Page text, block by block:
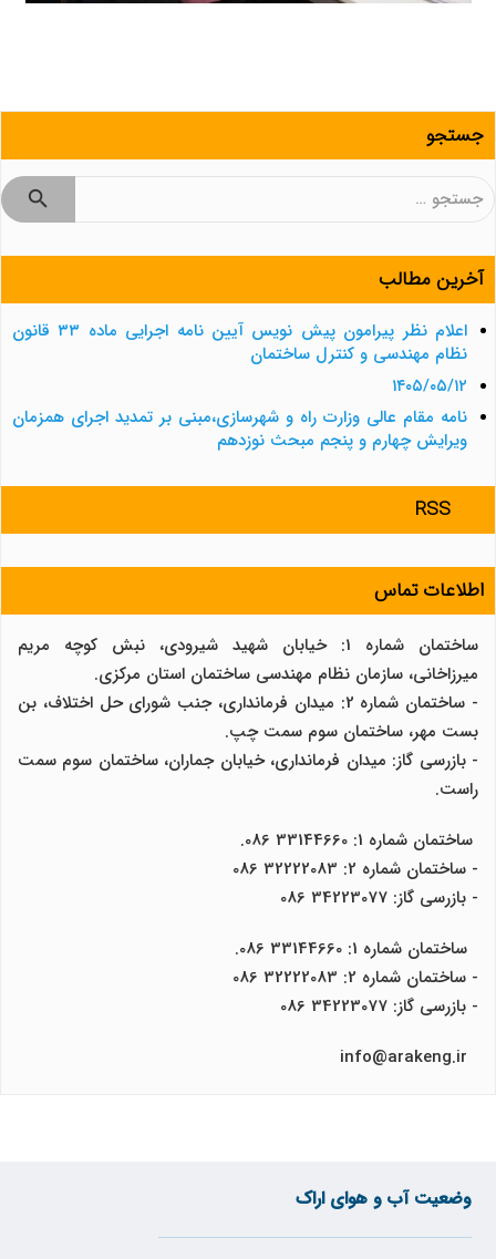
جستجو
جستجو
آخرین مطالب
اعلام نظر پیرامون پیش نویس آیین نامه اجرایی ماده ۳۳ قانون
نظام مهندسی و کنترل ساختمان
۱۴۰۵/۰۵/۱۲
نامه مقام عالی وزارت راه و شهرسازی،مبنی بر تمدید اجرای همزمان
ویرایش چهارم و پنجم مبحث نوزدهم
RSS
اطلاعات تماس
ساختمان شماره 1: خیابان شهید شیرودی، نبش کوچه مریم
میرزاخانی، سازمان نظام مهندسی ساختمان استان مرکزی.
- ساختمان شماره 2: میدان فرمانداری، جنب شورای حل اختلاف، بن
بست مهر، ساختمان سوم سمت چپ.
- بازرسی گاز: میدان فرمانداری، خیابان جماران، ساختمان سوم سمت
راست.
ساختمان شماره 1: 33144660 086.
- ساختمان شماره 2: 32222083 086
- بازرسی گاز: 34223077 086
ساختمان شماره 1: 33144660 086.
- ساختمان شماره 2: 32222083 086
- بازرسی گاز: 34223077 086
وضعیت آب و هوای اراک